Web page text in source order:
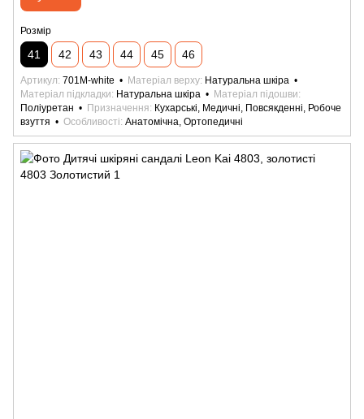
Розмір
41 42 43 44 45 46
Артикул 701M-white Матеріал верху Натуральна шкіра
Матеріал підкладки
Натуральна шкіра
Матеріал підошви
Поліуретан
Призначення
Кухарські, Медичні, Повсякденні, Робоче
взуття
Особливості Анатомічна, Ортопедичні